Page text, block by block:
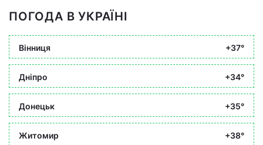
ПОГОДА В УКРАЇНІ
Вінниця +37°
Дніпро +34°
Донецьк +35°
Житомир +38°